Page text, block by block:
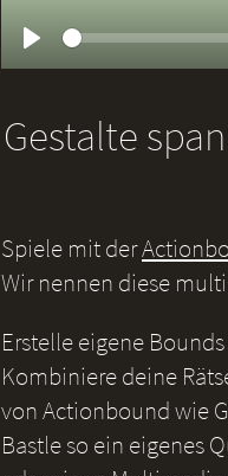
Gestalte
Spiele mit der
Wir nennen diese
Erstelle eigene
Kombiniere deine
von Actionbound wie
Bastle so ein eigenes